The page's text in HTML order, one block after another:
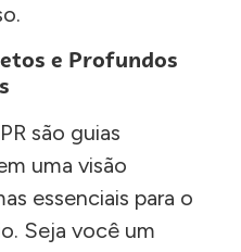
e Profundos
são guias
uma visão
essenciais para o
Seja você um